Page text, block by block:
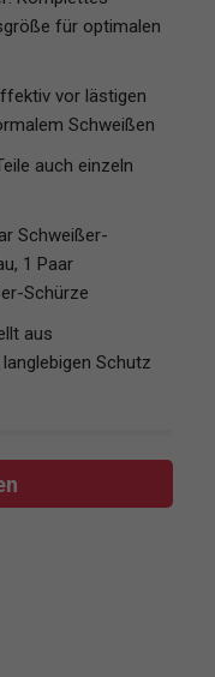
für optimalen
vor lästigen
Schweißen
auch einzeln
Schweißer-
1 Paar
Schürze
aus
Schutz